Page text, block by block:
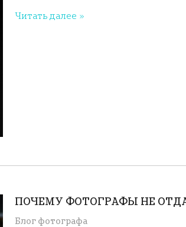
Читать далее »
ПОЧЕМУ ФОТОГРАФЫ НЕ
Блог фотографа